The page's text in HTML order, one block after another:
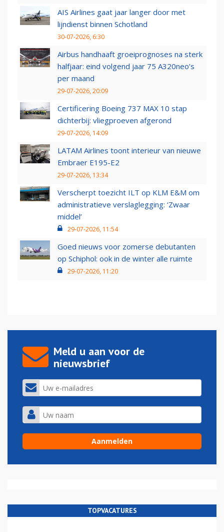
AIS Airlines gaat jaar langer door met
lijndienst binnen Schotland
30-07-2026, 6:30
Airbus handhaaft groeiprognoses na sterk
halfjaar: eind volgend jaar 75 A320neo’s
per maand
29-07-2026, 20:09
Certificering Boeing 737 MAX 10 stap
dichterbij: vliegproeven afgerond
29-07-2026, 14:09
LATAM Airlines toont interieur van nieuwe
Embraer E195-E2
29-07-2026, 13:34
Verscherpt toezicht ILT op KLM E&M om
administratieve verslaglegging: ‘Zwaar
middel’
29-07-2026, 11:54
Goed nieuws voor zomerse debutanten
op Schiphol: ook in de winter alle ruimte
29-07-2026, 11:20
Meld u aan voor de
nieuwsbrief
TOPVACATURES